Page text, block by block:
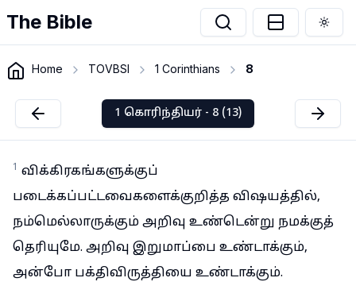
The Bible
Home TOVBSI 1 Corinthians 8
1 கொரிந்தியர் - 8 (13)
1 விக்கிரகங்களுக்குப்
படைக்கப்பட்டவைகளைக்குறித்த விஷயத்தில்,
நம்மெல்லாருக்கும் அறிவு உண்டென்று நமக்குத்
தெரியுமே. அறிவு இறுமாப்பை உண்டாக்கும்,
அன்போ பக்திவிருத்தியை உண்டாக்கும்.